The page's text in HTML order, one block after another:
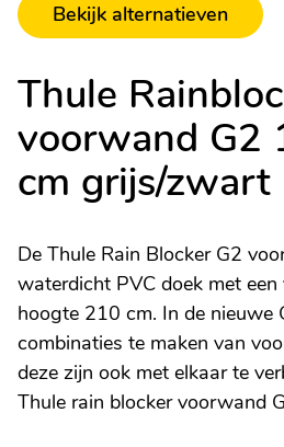
Bekijk alternatieven
Thule
voorwand G2
cm grijs/zwart
De Thule Rain Blocker G2
waterdicht PVC doek met een
hoogte 210 cm. In de nieuwe
combinaties te maken van
deze zijn ook met elkaar te
Thule rain blocker voorwand